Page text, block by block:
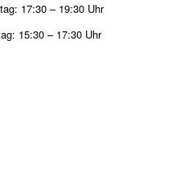
17:30 – 19:30 Uhr
15:30 – 17:30 Uhr